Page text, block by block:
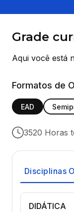
Grade
Aqui você está
Formatos de
EAD
3520 Horas
Disciplinas
DIDÁTICA